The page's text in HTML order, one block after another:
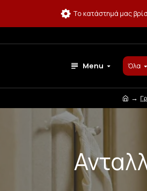
Το κατάστημά μας
Menu Όλα